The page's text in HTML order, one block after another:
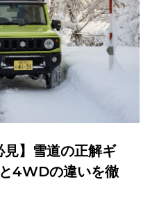
見】雪道の正解ギ
4WDの違いを徹